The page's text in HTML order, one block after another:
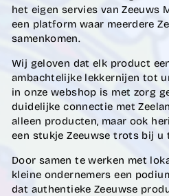
het eigen servies van Zeeuws
een platform waar meerdere
samenkomen.
Wij geloven dat elk product
ambachtelijke lekkernijen tot
in onze webshop is met zorg
duidelijke connectie met
alleen producten, maar ook
een stukje Zeeuwse trots bij u
Door samen te werken met
kleine ondernemers een
dat authentieke Zeeuwse